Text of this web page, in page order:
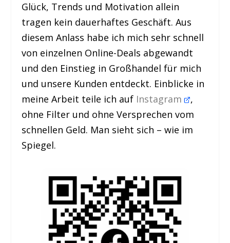
Glück, Trends und Motivation allein
tragen kein dauerhaftes Geschäft. Aus
diesem Anlass habe ich mich sehr schnell
von einzelnen Online-Deals abgewandt
und den Einstieg in Großhandel für mich
und unsere Kunden entdeckt. Einblicke in
meine Arbeit teile ich auf Instagram ,
ohne Filter und ohne Versprechen vom
schnellen Geld. Man sieht sich – wie im
Spiegel.